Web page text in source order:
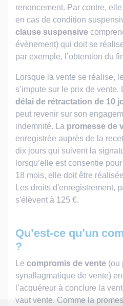
renoncement. Par contre,
en cas de condition
clause suspensive
évènement) qui doit se
par exemple, l’obtention du
Lorsque la vente se réalise,
s’impute sur le prix de vente.
délai de rétractation de 10
peut revenir sur son
indemnité. La promesse de
enregistrée auprès de la
dix jours qui suivent la
lorsqu’elle est consentie
18 mois, elle doit être
Les droits d'enregistrement,
s'élèvent à 125 €.
Qu’est-ce qu’un
?
Le compromis de vente (ou
synallagmatique de vente)
l’acquéreur à conclure la
vaut vente. Comme la